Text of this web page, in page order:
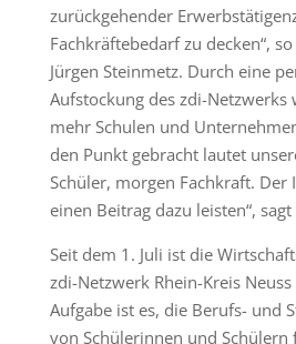
zurückgehender
Fachkräftebedarf zu decken“,
Jürgen Steinmetz. Durch eine
Aufstockung des zdi-Netzwerks
mehr Schulen und
den Punkt gebracht lautet
Schüler, morgen Fachkraft.
einen Beitrag dazu leisten“,
Seit dem 1. Juli ist die
zdi-Netzwerk Rhein-Kreis
Aufgabe ist es, die Berufs- und
von Schülerinnen und Schülern